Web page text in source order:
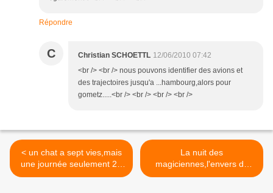
Répondre
C Christian SCHOETTL 12/06/2010 07:42
<br /> <br /> nous pouvons identifier des avions et
des trajectoires jusqu'a ...hambourg,alors pour
gometz.....<br /> <br /> <br /> <br />
< un chat a sept vies,mais
une journée seulement 24
heures
La nuit des
magiciennes,l'envers du
décor ou le bonheur a